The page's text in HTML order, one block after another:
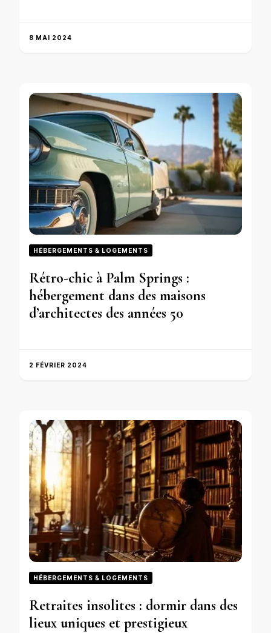
8 MAI 2024
HÉBERGEMENTS & LOGEMENTS
Rétro-chic à Palm Springs :
hébergement dans des maisons
d’architectes des années 50
2 FÉVRIER 2024
HÉBERGEMENTS & LOGEMENTS
Retraites insolites : dormir dans des
lieux uniques et prestigieux